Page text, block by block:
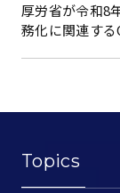
Topics
厚労省が令和8
務化に関連す